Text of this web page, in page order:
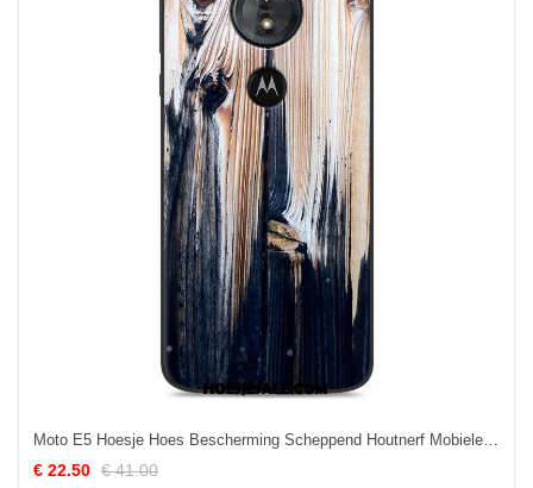
Moto E5 Hoesje Hoes Bescherming Scheppend Houtnerf Mobiele Telefoon Winkel
€ 22.50 € 41.00